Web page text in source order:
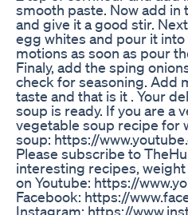
smooth paste. Now add
and give it a good stir.
egg whites and pour it
motions as soon as pour
Finaly, add the sping
check for seasoning. Add
taste and that is it . Your
soup is ready. If you are a
vegetable soup recipe for
soup: https://
Please subscribe to
interesting recipes,
on Youtube: https://
Facebook: https://
Instagram: https://